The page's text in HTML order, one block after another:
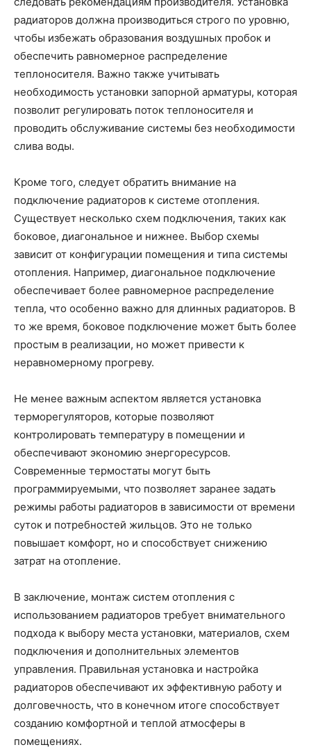
радиаторов должна производиться строго по уровню,
чтобы избежать образования воздушных пробок и
обеспечить равномерное распределение
теплоносителя. Важно также учитывать
необходимость установки запорной арматуры, которая
позволит регулировать поток теплоносителя и
проводить обслуживание системы без необходимости
слива воды.
Кроме того, следует обратить внимание на
подключение радиаторов к системе отопления.
Существует несколько схем подключения, таких как
боковое, диагональное и нижнее. Выбор схемы
зависит от конфигурации помещения и типа системы
отопления. Например, диагональное подключение
обеспечивает более равномерное распределение
тепла, что особенно важно для длинных радиаторов. В
то же время, боковое подключение может быть более
простым в реализации, но может привести к
неравномерному прогреву.
Не менее важным аспектом является установка
терморегуляторов, которые позволяют
контролировать температуру в помещении и
обеспечивают экономию энергоресурсов.
Современные термостаты могут быть
программируемыми, что позволяет заранее задать
режимы работы радиаторов в зависимости от времени
суток и потребностей жильцов. Это не только
повышает комфорт, но и способствует снижению
затрат на отопление.
В заключение, монтаж систем отопления с
использованием радиаторов требует внимательного
подхода к выбору места установки, материалов, схем
подключения и дополнительных элементов
управления. Правильная установка и настройка
радиаторов обеспечивают их эффективную работу и
долговечность, что в конечном итоге способствует
созданию комфортной и теплой атмосферы в
помещениях.